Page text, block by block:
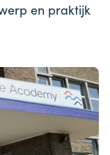
en praktijk